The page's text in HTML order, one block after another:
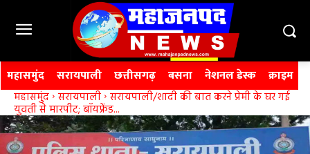
महासमुंद सरायपाली छत्तीसगढ़ बसना नेशनल डेस्क क्राइम
महासमुंद सरायपाली सरायपाली/शादी की बात करने प्रेमी के घर गई
युवती से मारपीट; बॉयफ्रेंड...